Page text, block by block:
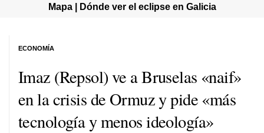
Mapa | Dónde ver el eclipse en Galicia
Imaz (Repsol) ve a Bruselas «naif»
en la crisis de Ormuz y pide «más
tecnología y menos ideología»
ECONOMÍA